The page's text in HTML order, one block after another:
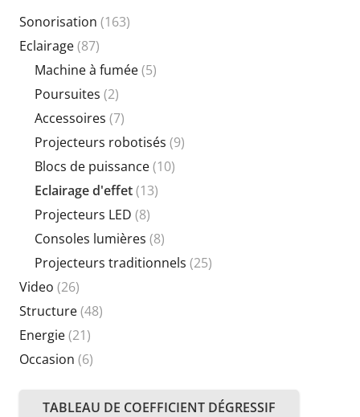
Sonorisation (163)
Eclairage(87)
Machine à fumée(5)
Poursuites (2)
Accessoires (7)
Projecteurs robotisés (9)
Blocs de puissance(10)
Eclairage d'effet(13)
Projecteurs LED (8)
Consoles lumières (8)
Projecteurs traditionnels (25)
Video (26)
Structure(48)
Energie(21)
Occasion (6)
TABLEAU DE COEFFICIENT DÉGRESSIF